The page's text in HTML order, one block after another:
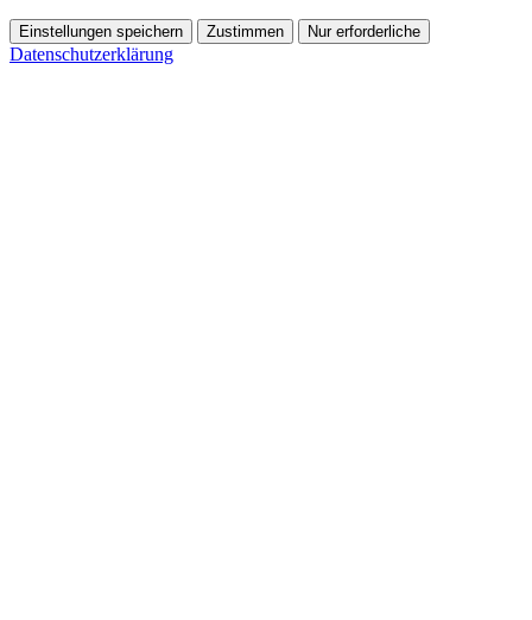
Einstellungen speichern Zustimmen Nur erforderliche
Datenschutzerklärung